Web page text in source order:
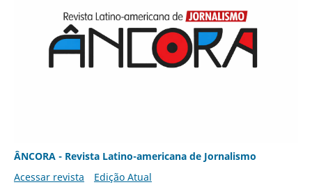
ÂNCORA - Revista Latino-americana de Jornalismo
Acessar revista
Edição Atual